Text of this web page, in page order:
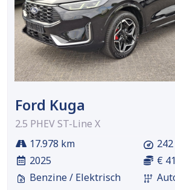
Ford Kuga
2.5 PHEV ST-Line X
17.978 km
2025
Benzine / Elektrisch
€